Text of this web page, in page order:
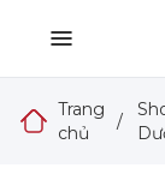
Trang
chủ
/